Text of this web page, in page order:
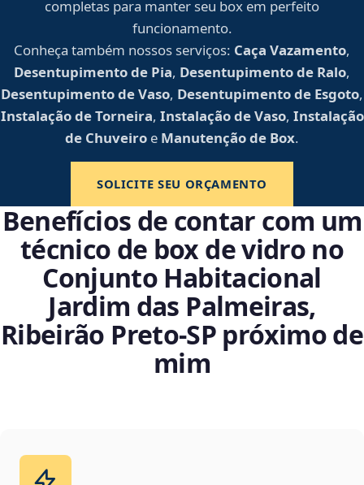
completas para manter seu box em perfeito
funcionamento.
Conheça também nossos serviços: Caça Vazamento,
Desentupimento de Pia, Desentupimento de Ralo,
Desentupimento de Vaso, Desentupimento de Esgoto,
Instalação de Torneira, Instalação de Vaso, Instalação
de Chuveiro e Manutenção de Box.
SOLICITE SEU ORÇAMENTO
Benefícios de contar com um
técnico de box de vidro no
Conjunto Habitacional
Jardim das Palmeiras,
Ribeirão Preto‑SP próximo de
mim